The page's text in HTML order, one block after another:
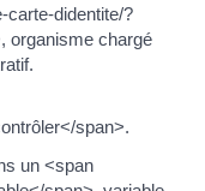
carte-didentite/?
organisme chargé
span>.
un <span